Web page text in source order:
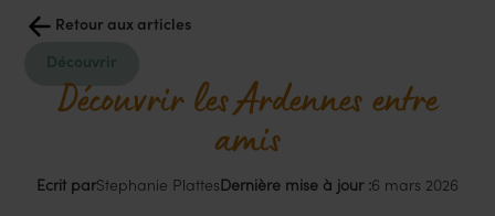
Retour aux articles
Découvrir
Découvrir les Ardennes entre
amis
Ecrit parStephanie PlattesDernière mise à jour :6 mars 2026